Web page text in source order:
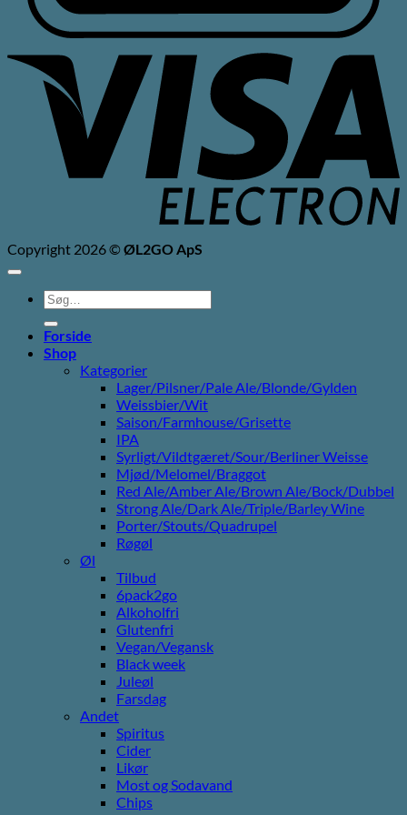
Copyright 2026 ©ØL2GO ApS
Søg
efter:
Forside
Shop
Kategorier
Lager/Pilsner/Pale Ale/Blonde/Gylden
Weissbier/Wit
Saison/Farmhouse/Grisette
IPA
Syrligt/Vildtgæret/Sour/Berliner Weisse
Mjød/Melomel/Braggot
Red Ale/Amber Ale/Brown Ale/Bock/Dubbel
Strong Ale/Dark Ale/Triple/Barley Wine
Porter/Stouts/Quadrupel
Røgøl
Øl
Tilbud
6pack2go
Alkoholfri
Glutenfri
Vegan/Vegansk
Black week
Juleøl
Farsdag
Andet
Spiritus
Cider
Likør
Most og Sodavand
Chips